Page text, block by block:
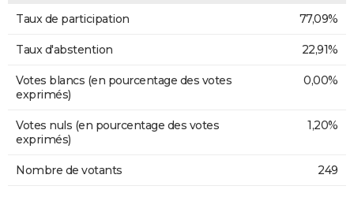
Taux de participation 77,09%
Taux d'abstention 22,91%
Votes blancs (en pourcentage des votes
exprimés)
0,00%
Votes nuls (en pourcentage des votes
exprimés)
1,20%
Nombre de votants 249